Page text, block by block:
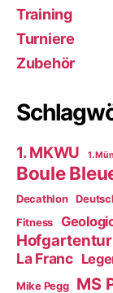
Training
Turniere
Zubehör
1. MKWU 1.
Boule
Decathlon
Fitness
La Franc
Mike Pegg MS